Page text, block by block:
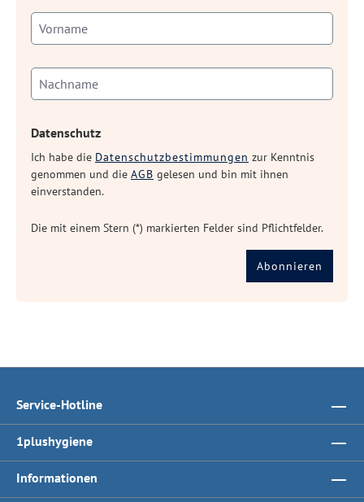
Datenschutz
Ich habe die Datenschutzbestimmungen zur Kenntnis
genommen und die AGB gelesen und bin mit ihnen
einverstanden.
Die mit einem Stern (*) markierten Felder sind Pflichtfelder.
Abonnieren
Service-Hotline
1plushygiene
Informationen